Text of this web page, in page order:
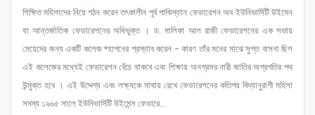
শিক্ষিত মহিলাদের নিয়ে গঠন করেন তৎকালীন পূর্ব পাকিস্তান ফেডারেশন অব ইউনিভার্সিটি উইমেন
যা আন্তর্জাতিক ফেডারেশনের অধিভুক্ত । ড. মালিকা আল রাজী ফেডারেশনের এক সভায়
মেয়েদের জন্য একটি কলেজ ষ্হাপনের প্রস্তাব করেন – কারণ তাঁর মনের মাঝে সুপ্ত বাসনা ছিল
এই কলেজের মধ্যেই ফেডারেশন বেঁচে থাকবে এবং শিক্ষায় অনগ্রসর নারী জাতির অগ্রগতির পথ
উন্মুক্ত হবে । এই উদ্দেশ্য এবং লক্ষ্যকে মাথায় রেখে ফেডারেশনের কতিপয় বিদ্যানুরাগী মহিলা
সদস্য ১৯৬৫ সালে ইউনিভার্সিটি উইমেন্স ফেডারে...